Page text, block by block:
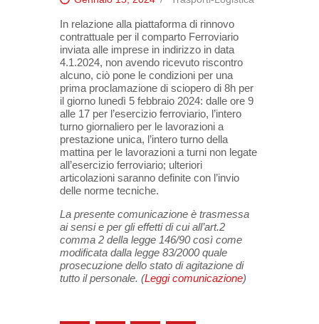
In relazione alla piattaforma di rinnovo
contrattuale per il comparto Ferroviario
inviata alle imprese in indirizzo in data
4.1.2024, non avendo ricevuto riscontro
alcuno, ciò pone le condizioni per una
prima proclamazione di sciopero di 8h per
il giorno lunedì 5 febbraio 2024: dalle ore 9
alle 17 per l’esercizio ferroviario, l’intero
turno giornaliero per le lavorazioni a
prestazione unica, l’intero turno della
mattina per le lavorazioni a turni non legate
all’esercizio ferroviario; ulteriori
articolazioni saranno definite con l’invio
delle norme tecniche.
La presente comunicazione è trasmessa
ai sensi e per gli effetti di cui all’art.2
comma 2 della legge 146/90 così come
modificata dalla legge 83/2000 quale
prosecuzione dello stato di agitazione di
tutto il personale. (Leggi comunicazione)